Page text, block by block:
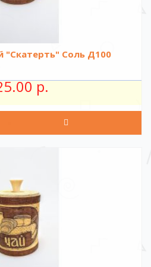
"Скатерть" Соль Д100
р.